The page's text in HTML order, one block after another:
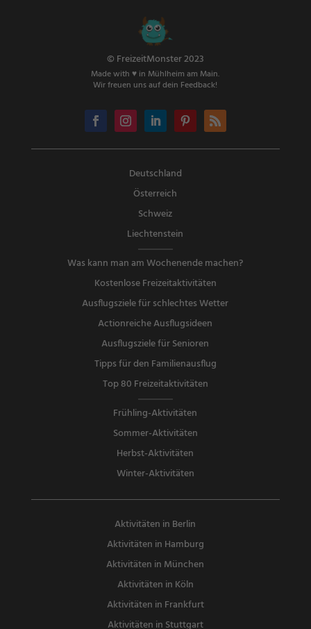
© FreizeitMonster 2023
Made with ♥ in Mühlheim am Main.
Wir freuen uns auf dein Feedback!
Deutschland
Österreich
Schweiz
Liechtenstein
Was kann man am Wochenende machen?
Kostenlose Freizeitaktivitäten
Ausflugsziele für schlechtes Wetter
Actionreiche Ausflugsideen
Ausflugsziele für Senioren
Tipps für den Familienausflug
Top 80 Freizeitaktivitäten
Frühling-Aktivitäten
Sommer-Aktivitäten
Herbst-Aktivitäten
Winter-Aktivitäten
Aktivitäten in Berlin
Aktivitäten in Hamburg
Aktivitäten in München
Aktivitäten in Köln
Aktivitäten in Frankfurt
Aktivitäten in Stuttgart